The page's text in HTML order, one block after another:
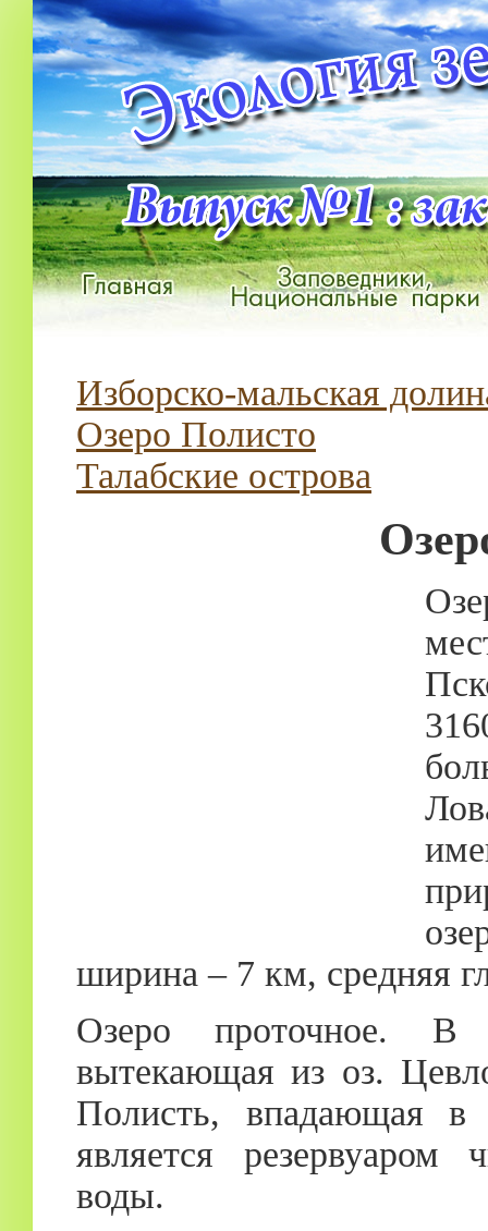
Изборско-мальская
Озеро Полисто
Талабские острова
ширина – 7 км, средняя
Озеро проточное. В
вытекающая из оз.
Полисть, впадающая
является резервуаром
воды.